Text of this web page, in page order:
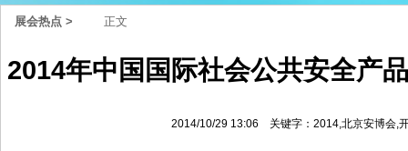
展会热点 > 正文
2014年中国国际社会公共安全产
2014/10/29 13:06 关键字：2014,北京安博会,